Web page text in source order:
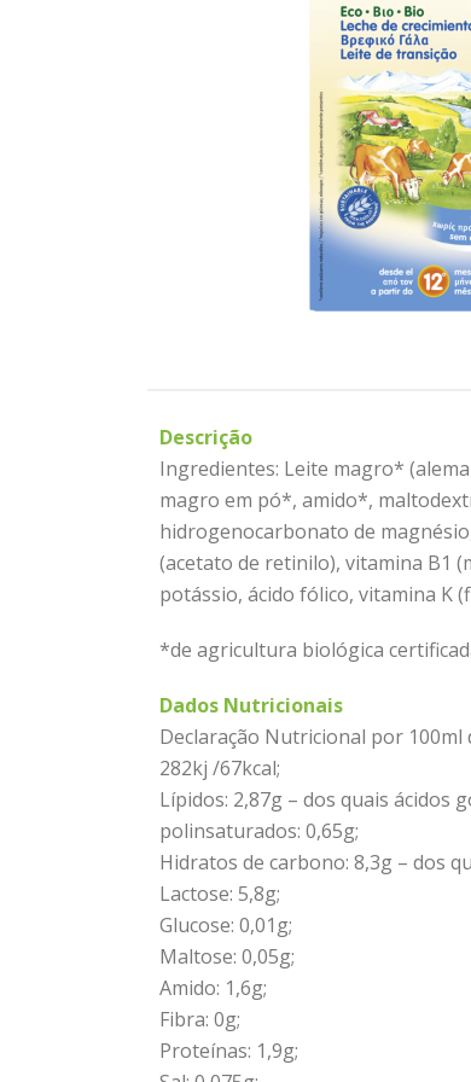
Descrição
Ingredientes: Leite magro*
magro em pó*, amido*,
hidrogenocarbonato de
(acetato de retinilo), vitamina B1
potássio, ácido fólico, vitamina K
*de agricultura biológica
Dados Nutricionais
Declaração Nutricional por
282kj /67kcal;
Lípidos: 2,87g – dos quais ácidos
polinsaturados: 0,65g;
Hidratos de carbono: 8,3g – dos
Lactose: 5,8g;
Glucose: 0,01g;
Maltose: 0,05g;
Amido: 1,6g;
Fibra: 0g;
Proteínas: 1,9g;